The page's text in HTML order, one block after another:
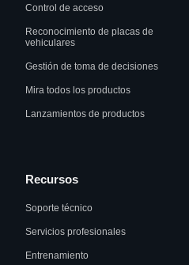
Control de acceso
Reconocimiento de placas de
vehiculares
Gestión de toma de decisiones
Mira todos los productos
Lanzamientos de productos
Recursos
Soporte técnico
Servicios profesionales
Entrenamiento